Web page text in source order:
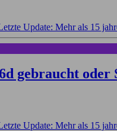
Update: Mehr als 15
gebraucht oder
Update: Mehr als 15